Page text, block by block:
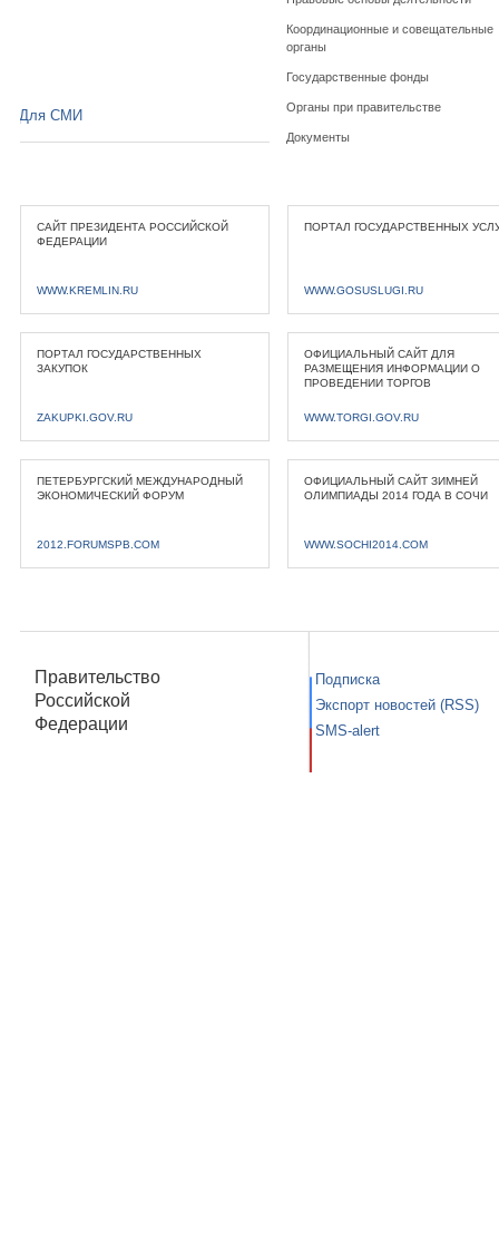
Координационные и совещательные
органы
Государственные фонды
Органы при правительстве
Документы
Для СМИ
САЙТ ПРЕЗИДЕНТА РОССИЙСКОЙ
ФЕДЕРАЦИИ
WWW.KREMLIN.RU
ПОРТАЛ ГОСУДАРСТВЕННЫХ
WWW.GOSUSLUGI.RU
ПОРТАЛ ГОСУДАРСТВЕННЫХ
ЗАКУПОК
ZAKUPKI.GOV.RU
ОФИЦИАЛЬНЫЙ САЙТ ДЛЯ
РАЗМЕЩЕНИЯ ИНФОРМАЦИИ О
ПРОВЕДЕНИИ ТОРГОВ
WWW.TORGI.GOV.RU
ПЕТЕРБУРГСКИЙ МЕЖДУНАРОДНЫЙ
ЭКОНОМИЧЕСКИЙ ФОРУМ
2012.FORUMSPB.COM
ОФИЦИАЛЬНЫЙ САЙТ ЗИМНЕЙ
ОЛИМПИАДЫ 2014 ГОДА В СОЧИ
WWW.SOCHI2014.COM
Правительство
Российской
Федерации
Подписка
Экспорт новостей (RSS)
SMS-alert